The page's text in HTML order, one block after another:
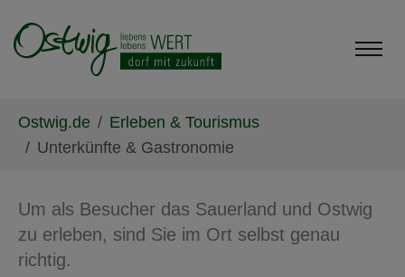
Ostwig.de
Erleben & Tourismus
Unterkünfte & Gastronomie
Um als Besucher das Sauerland und Ostwig
zu erleben, sind Sie im Ort selbst genau
richtig.